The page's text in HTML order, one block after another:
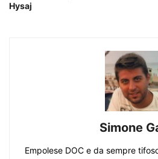
Hysaj
Simone
Empolese DOC e da sempre